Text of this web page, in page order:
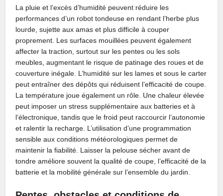
La pluie et l’excès d’humidité peuvent réduire les
performances d’un robot tondeuse en rendant l’herbe plus
lourde, sujette aux amas et plus difficile à couper
proprement. Les surfaces mouillées peuvent également
affecter la traction, surtout sur les pentes ou les sols
meubles, augmentant le risque de patinage des roues et de
couverture inégale. L’humidité sur les lames et sous le carter
peut entraîner des dépôts qui réduisent l’efficacité de coupe.
La température joue également un rôle. Une chaleur élevée
peut imposer un stress supplémentaire aux batteries et à
l’électronique, tandis que le froid peut raccourcir l’autonomie
et ralentir la recharge. L’utilisation d’une programmation
sensible aux conditions météorologiques permet de
maintenir la fiabilité. Laisser la pelouse sécher avant de
tondre améliore souvent la qualité de coupe, l’efficacité de la
batterie et la mobilité générale sur l’ensemble du jardin.